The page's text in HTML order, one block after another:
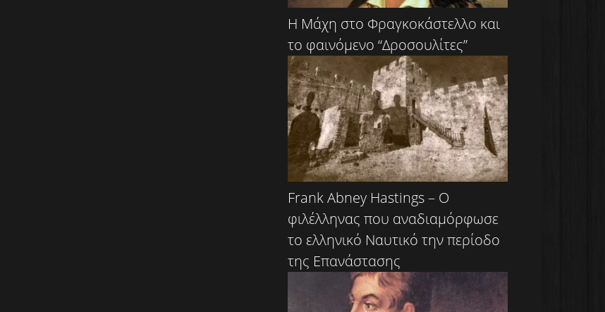
Η Μάχη στο Φραγκοκάστελλο και
το φαινόμενο “Δροσουλίτες”
Frank Abney Hastings – Ο
φιλέλληνας που αναδιαμόρφωσε
το ελληνικό Ναυτικό την περίοδο
της Επανάστασης